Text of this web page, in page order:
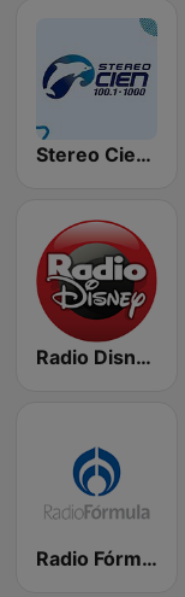
Stereo Cien 100.1 FM
Radio Disney México
Radio Fórmula 1470 (Fórmula Femenina)